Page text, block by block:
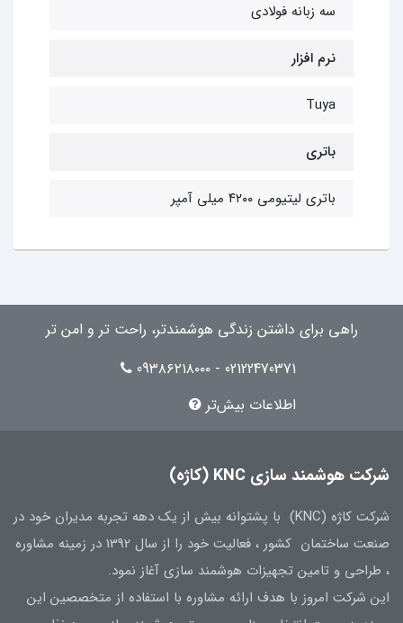
سه زبانه فولادی
نرم افزار
Tuya
باتری
باتری لیتیومی ۴۲۰۰ میلی آمپر
راهی برای داشتن زندگی هوشمندتر، راحت تر و امن تر
02122470371 - 09۳۸۶۲۱۸۰۰۰
اطلاعات بیش‌تر
شرکت هوشمند سازی KNC (کاژه)
شرکت کاژه (KNC) با پشتوانه بیش از یک دهه تجربه مدیران خود در
صنعت ساختمان کشور ، فعالیت خود را از سال 1392 در زمینه مشاوره
، طراحی و تامین تجهیزات هوشمند سازی آغاز نمود.
این شرکت امروز با هدف ارائه مشاوره با استفاده از متخصصین این